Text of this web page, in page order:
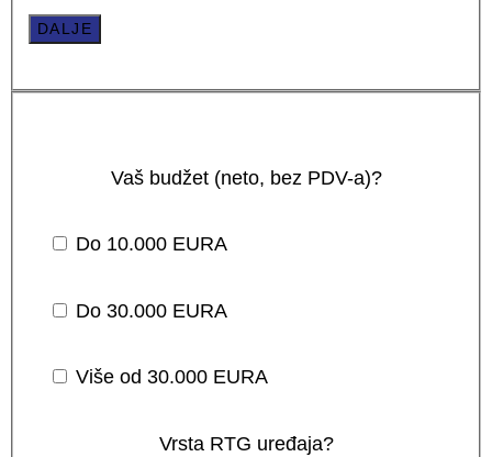
DALJE
Vaš budžet (neto, bez PDV-a)?
Do 10.000 EURA
Do 30.000 EURA
Više od 30.000 EURA
Vrsta RTG uređaja?